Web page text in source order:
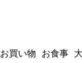
お買い物 お食事